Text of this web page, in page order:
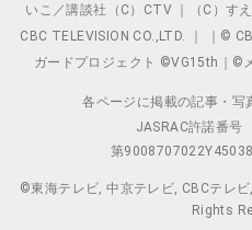
いこ／講談社（C）CTV ｜（C）す
CBC TELEVISION CO.,LTD. ｜ ｜©
ガードプロジェクト ©VG15th｜©
各ページに掲載の記事・写
JASRAC許諾番号
第
©東海テレビ, 中京テレビ, CBCテレ
Rights